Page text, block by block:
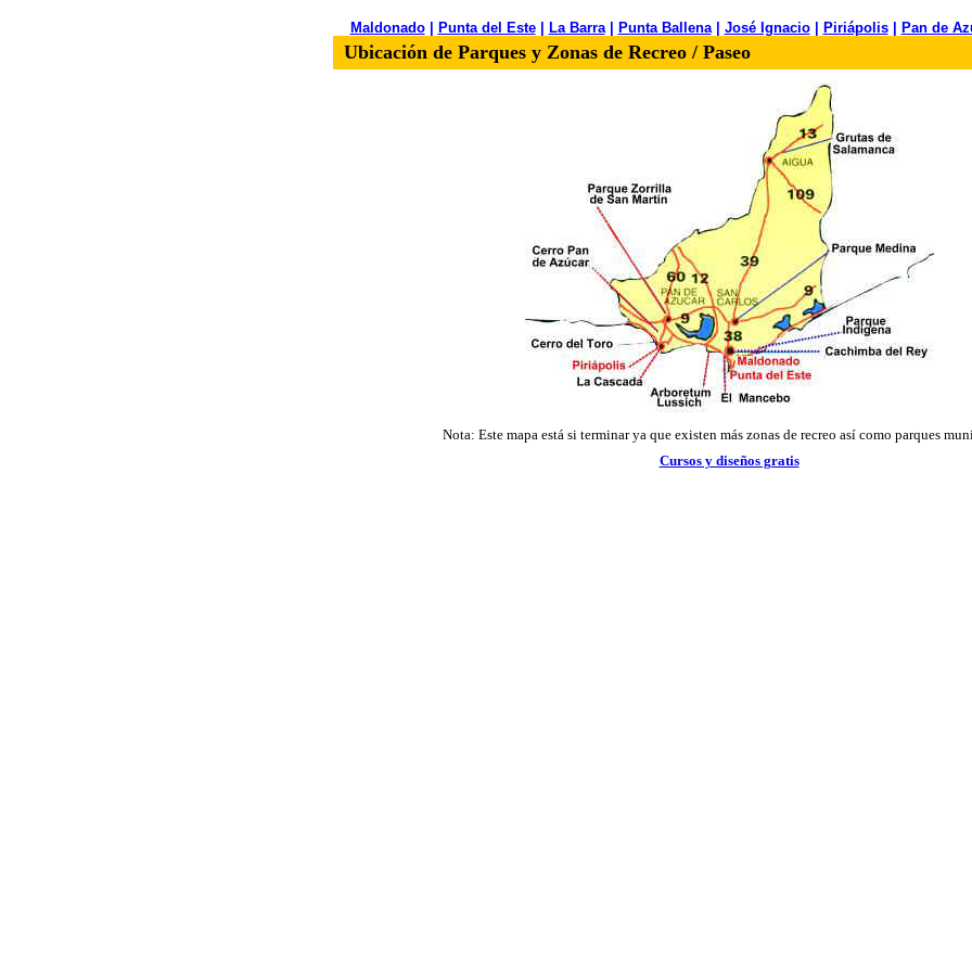
Maldonado Punta del Este| La Barra| Punta Ballena| José Ignacio| Piriápolis| Pan de
Ubicación de Parques y Zonas de Recreo / Paseo
Nota: Este mapa está si terminar ya que existen más zonas de recreo así como parques
Cursos y diseños gratis